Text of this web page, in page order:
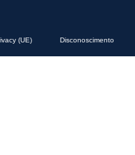
(UE) Disconoscimento